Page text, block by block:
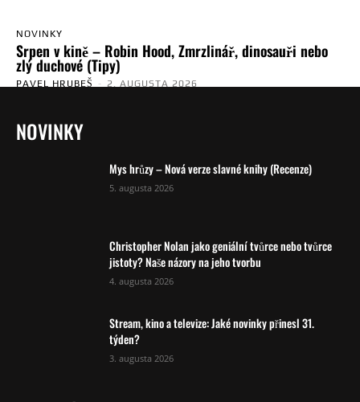
NOVINKY
Srpen v kině – Robin Hood, Zmrzlinář, dinosauři nebo
zlý duchové (Tipy)
PAVEL HRUBEŠ - 2. AUGUSTA 2026
NOVINKY
Mys hrůzy – Nová verze slavné knihy (Recenze)
5. augusta 2026
Christopher Nolan jako geniální tvůrce nebo tvůrce
jistoty? Naše názory na jeho tvorbu
4. augusta 2026
Stream, kino a televize: Jaké novinky přinesl 31.
týden?
3. augusta 2026